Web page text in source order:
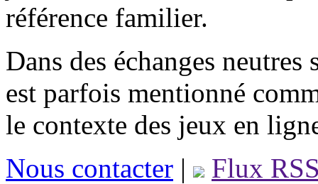
référence familier.
Dans des échanges
est parfois mentionné
le contexte des jeux en
Nous contacter |
Flux